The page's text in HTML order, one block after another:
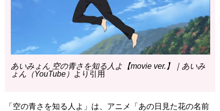
あいみょん 空の青さを知る人よ【movie ver.】｜あいみ
ょん（YouTube）
より引用
「空の青さを知る人よ」は、アニメ「あの日見た花の名前